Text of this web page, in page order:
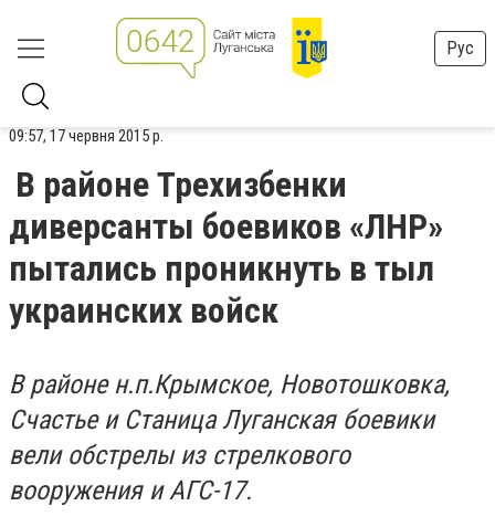
Рус
09:57, 17 червня 2015 р.
В районе Трехизбенки
диверсанты боевиков «ЛНР»
пытались проникнуть в тыл
украинских войск
В районе н.п.Крымское, Новотошковка,
Счастье и Станица Луганская боевики
вели обстрелы из стрелкового
вооружения и АГС-17.